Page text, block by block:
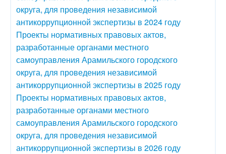
округа, для проведения независимой
антикоррупционной экспертизы в 2024 году
Проекты нормативных правовых актов,
разработанные органами местного
самоуправления Арамильского городского
округа, для проведения независимой
антикоррупционной экспертизы в 2025 году
Проекты нормативных правовых актов,
разработанные органами местного
самоуправления Арамильского городского
округа, для проведения независимой
антикоррупционной экспертизы в 2026 году